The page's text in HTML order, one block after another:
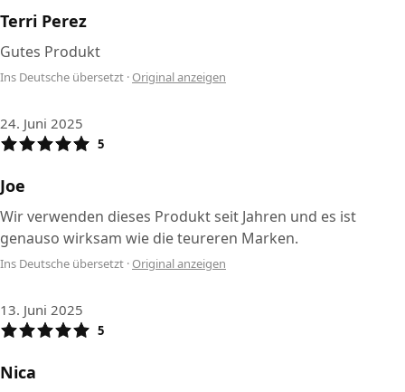
Terri Perez
Gutes Produkt
Ins Deutsche übersetzt · Original anzeigen
24. Juni 2025
5
Joe
Wir verwenden dieses Produkt seit Jahren und es ist
genauso wirksam wie die teureren Marken.
Ins Deutsche übersetzt · Original anzeigen
13. Juni 2025
5
Nica